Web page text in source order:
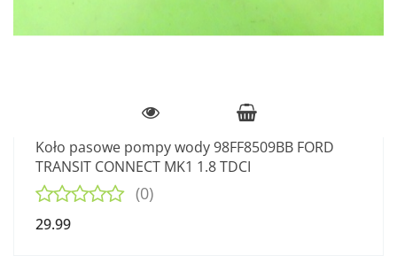
Koło pasowe pompy wody 98FF8509BB FORD
TRANSIT CONNECT MK1 1.8 TDCI
(0)
29.99